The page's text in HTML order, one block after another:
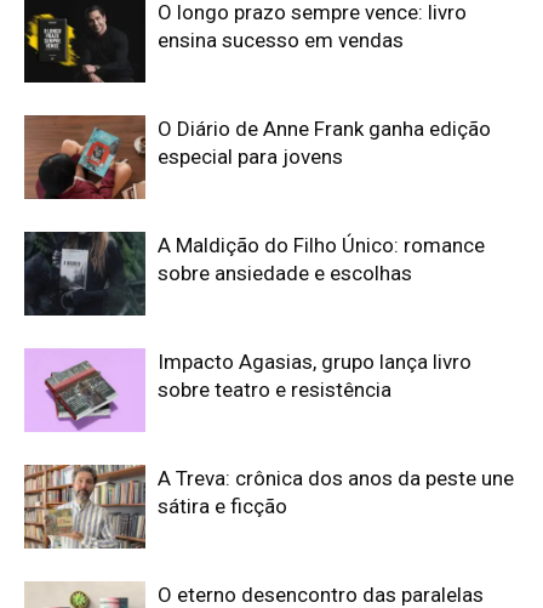
O longo prazo sempre vence: livro
ensina sucesso em vendas
O Diário de Anne Frank ganha edição
especial para jovens
A Maldição do Filho Único: romance
sobre ansiedade e escolhas
Impacto Agasias, grupo lança livro
sobre teatro e resistência
A Treva: crônica dos anos da peste une
sátira e ficção
O eterno desencontro das paralelas